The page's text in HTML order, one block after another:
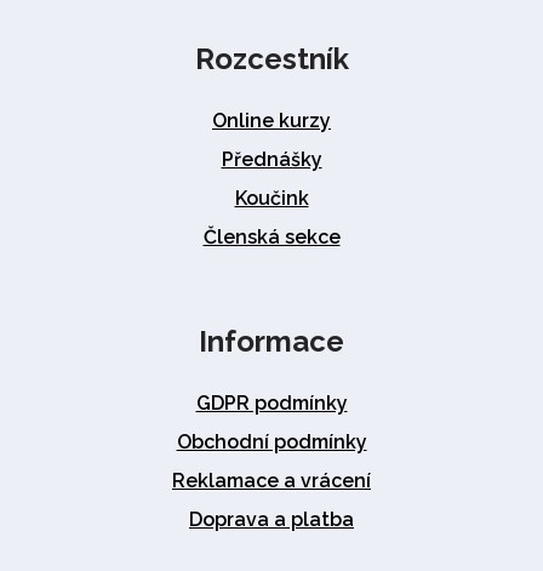
Rozcestník
Online kurzy
Přednášky
Koučink
Členská sekce
Informace
GDPR podmínky
Obchodní podmínky
Reklamace a vrácení
Doprava a platba